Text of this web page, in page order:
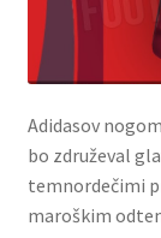
Adidasov
bo združeval
temnordečimi
maroškim